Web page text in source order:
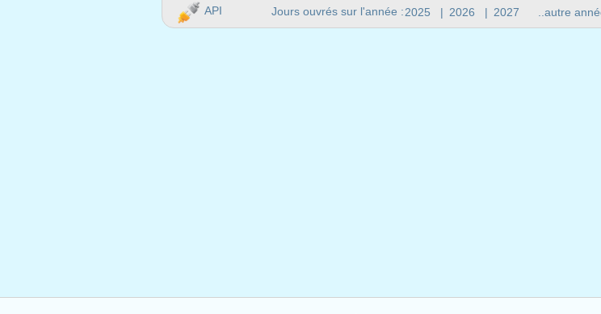
Jours ouvrés sur l'année :2025 | 2026 | 2027 ..autre
API